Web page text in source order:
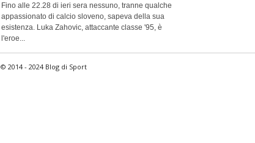
Fino alle 22.28 di ieri sera nessuno, tranne qualche
appassionato di calcio sloveno, sapeva della sua
esistenza. Luka Zahovic, attaccante classe '95, è
l'eroe...
© 2014 - 2024 Blog di Sport